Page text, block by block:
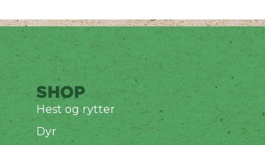
SHOP
Hest og rytter
Dyr